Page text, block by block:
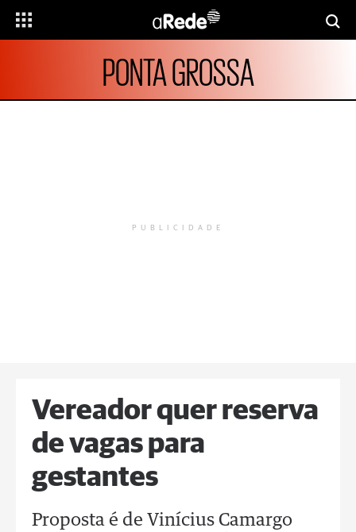
PONTA GROSSA
PUBLICIDADE
Vereador quer reserva
de vagas para
gestantes
Proposta é de Vinícius Camargo